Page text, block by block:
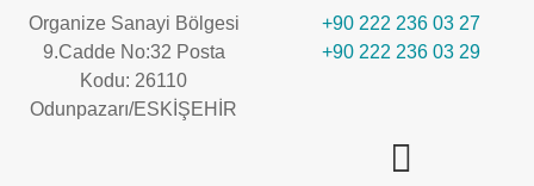
Organize Sanayi Bölgesi
9.Cadde No:32 Posta
Kodu: 26110
Odunpazarı/ESKİŞEHİR
+90 222 236 03 27
+90 222 236 03 29